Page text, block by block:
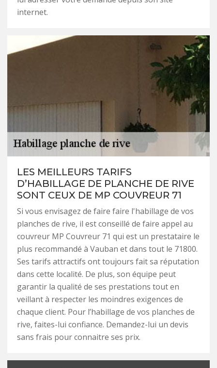
internet.
LES MEILLEURS TARIFS
D’HABILLAGE DE PLANCHE DE RIVE
SONT CEUX DE MP COUVREUR 71
Si vous envisagez de faire faire l'habillage de vos
planches de rive, il est conseillé de faire appel au
couvreur MP Couvreur 71 qui est un prestataire le
plus recommandé à Vauban et dans tout le 71800.
Ses tarifs attractifs ont toujours fait sa réputation
dans cette localité. De plus, son équipe peut
garantir la qualité de ses prestations tout en
veillant à respecter les moindres exigences de
chaque client. Pour l’habillage de vos planches de
rive, faites-lui confiance. Demandez-lui un devis
sans frais pour connaitre ses prix.